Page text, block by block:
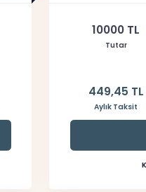
10000 TL
Tutar
449,45 TL
Aylık Taksit